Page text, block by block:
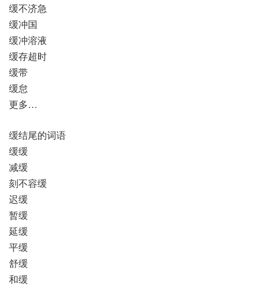
缓不济急
缓冲国
缓冲溶液
缓存超时
缓带
缓怠
更多…
缓结尾的词语
缓缓
减缓
刻不容缓
迟缓
暂缓
延缓
平缓
舒缓
和缓